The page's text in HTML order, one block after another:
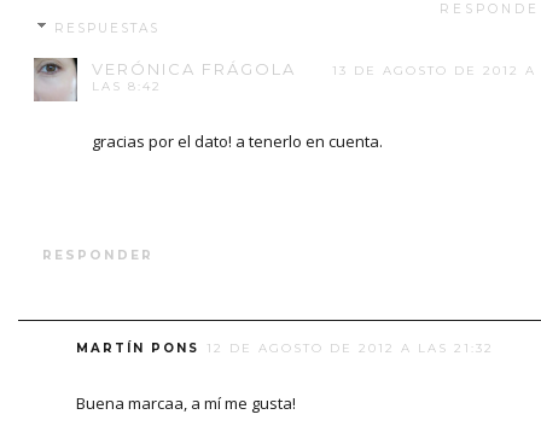
RESPUESTAS
VERÓNICA FRÁGOLA
13 DE AGOSTO DE 2012 A
LAS 8:42
gracias por el dato! a tenerlo en cuenta.
RESPONDER
MARTÍN PONS 12 DE AGOSTO DE 2012 A LAS 21:32
Buena marcaa, a mí me gusta!